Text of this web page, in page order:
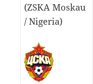
(ZSKA Moskau
/ Nigeria)